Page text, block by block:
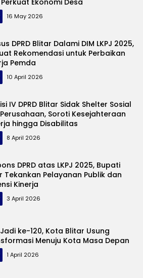
Ekonomi Desa
16 May 2026
DPRD Blitar Dalami DIM LKPJ 2025,
Rekomendasi untuk Perbaikan
Pemda
10 April 2026
IV DPRD Blitar Sidak Shelter Sosial
Soroti Kesejahteraan
hingga Disabilitas
8 April 2026
DPRD atas LKPJ 2025, Bupati
Tekankan Pelayanan Publik dan
Kinerja
3 April 2026
ke-120, Kota Blitar Usung
Menuju Kota Masa Depan
1 April 2026